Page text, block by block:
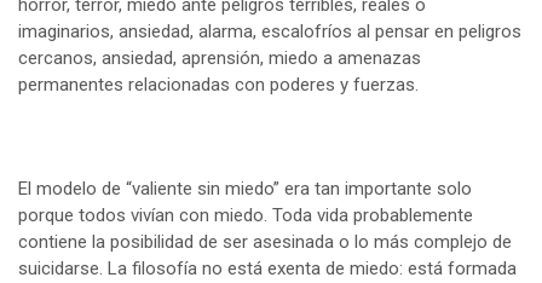
horror, terror, miedo ante peligros terribles, reales o
imaginarios, ansiedad, alarma, escalofríos al pensar en peligros
cercanos, ansiedad, aprensión, miedo a amenazas
permanentes relacionadas con poderes y fuerzas.
El modelo de “valiente sin miedo” era tan importante solo
porque todos vivían con miedo. Toda vida probablemente
contiene la posibilidad de ser asesinada o lo más complejo de
suicidarse. La filosofía no está exenta de miedo: está formada